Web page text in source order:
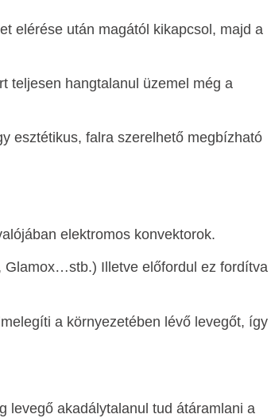
elérése után magától kikapcsol, majd a
teljesen hangtalanul üzemel még a
esztétikus, falra szerelhető megbízható
elektromos konvektorok.
Glamox…stb.) Illetve előfordul ez fordítva
a környezetében lévő levegőt, így
levegő akadálytalanul tud átáramlani a